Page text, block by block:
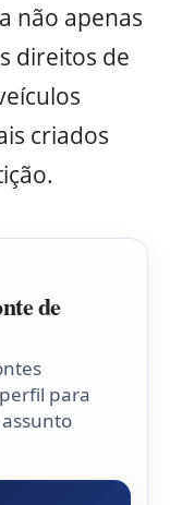
não apenas
direitos de
criados
de
para